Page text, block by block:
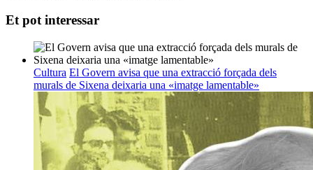
Et pot interessar
Cultura El Govern avisa que una extracció forçada dels
murals de Sixena deixaria una «imatge lamentable»